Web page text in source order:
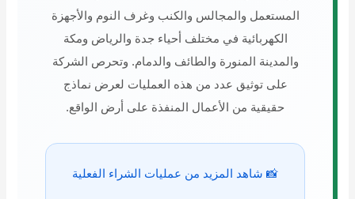
المستعمل والمجالس والكنب وغرف النوم والأجهزة
الكهربائية في مختلف أحياء جدة والرياض ومكة
والمدينة المنورة والطائف والدمام. وتحرص الشركة
على توثيق عدد من هذه العمليات لعرض نماذج
حقيقية من الأعمال المنفذة على أرض الواقع.
📸 شاهد المزيد من عمليات الشراء الفعلية